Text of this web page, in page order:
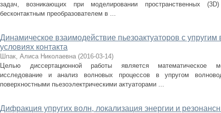
задач, возникающих при моделировании пространственных
бесконтактным преобразователем в ...
Динамическое взаимодействие пьезоактуаторов с
условиях контакта
Шпак, Алиса Николаевна (2016-03-14)
Целью диссертационной работы является математическое
исследование и анализ волновых процессов в упругом
поверхностными пьезоэлектрическими актуаторами ...
Дифракция упругих волн, локализация энергии и